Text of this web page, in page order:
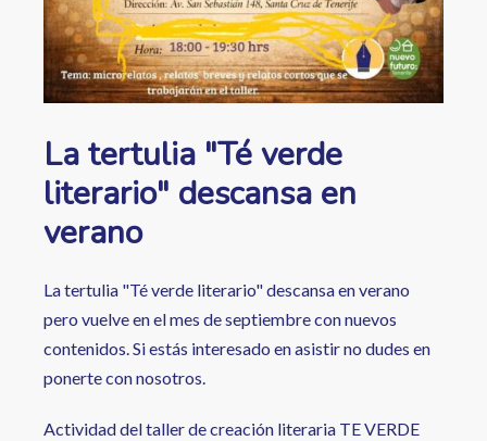
La tertulia "Té verde
literario" descansa en
verano
La tertulia "Té verde literario" descansa en verano
pero vuelve en el mes de septiembre con nuevos
contenidos. Si estás interesado en asistir no dudes en
ponerte con nosotros.
Actividad del taller de creación literaria TE VERDE